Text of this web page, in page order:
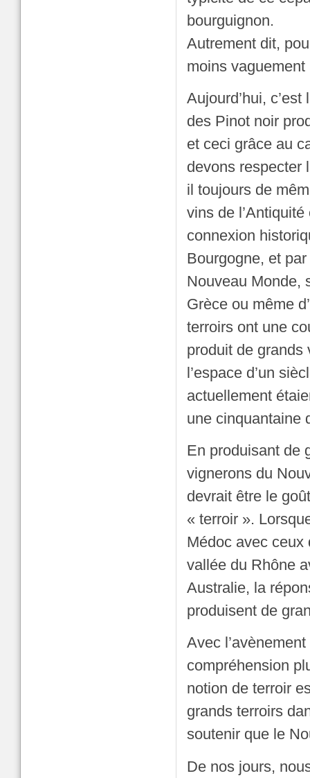
bourguignon.
Autrement dit,
moins
Aujourd’hui,
des Pinot noir
et ceci grâce au
devons respecter
il toujours de
vins de
connexion
Bourgogne, et
Nouveau Monde,
Grèce ou même
terroirs ont une
produit de grands
l’espace d’un
actuellement
une cinquantaine
En produisant de
vignerons du
devrait être le
« terroir ».
Médoc avec ceux
vallée du Rhône
Australie, la
produisent de
Avec
compréhension
notion de terroir
grands terroirs
soutenir que le
De nos jours,